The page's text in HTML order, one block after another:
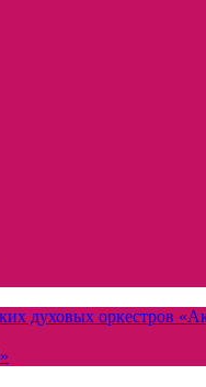
духовых оркестров